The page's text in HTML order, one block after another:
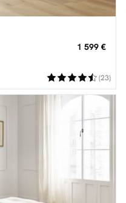
1 599 €
(23)